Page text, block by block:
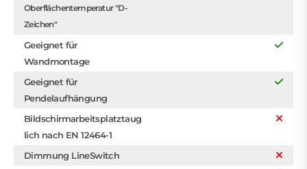
Oberflächentemperatur "D-
Zeichen"
Geeignet für
Wandmontage
Geeignet für
Pendelaufhängung
Bildschirmarbeitsplatztaug
lich nach EN 12464-1
Dimmung LineSwitch